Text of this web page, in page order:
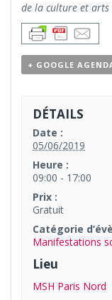
de la culture et arts
+ GOOGLE
DÉTAILS
Date :
05/06/2019
Heure :
09:00 - 17:00
Prix :
Gratuit
Catégorie
Manifestations
Lieu
MSH Paris Nord